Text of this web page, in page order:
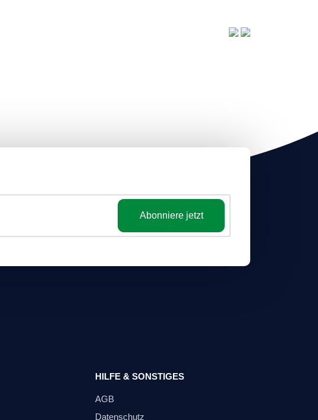
Abonniere jetzt
HILFE & SONSTIGES
AGB
Datenschutz